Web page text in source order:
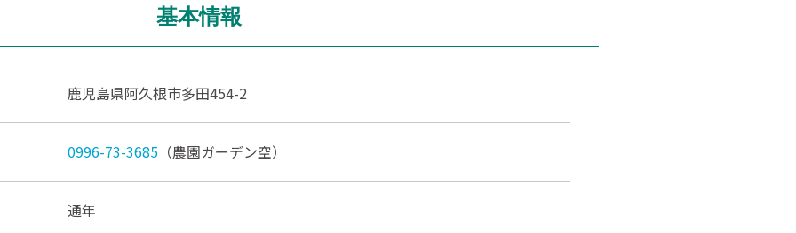
基本情報
鹿児島県阿久根市多田454-2
0996-73-3685 （農園ガーデン空）
通年